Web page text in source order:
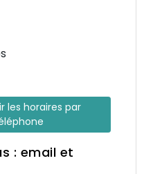
les horaires par
: email et